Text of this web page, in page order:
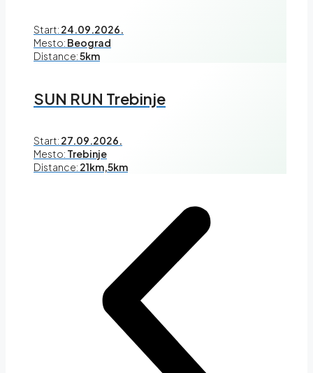
Start: 24.09.2026.
Mesto: Beograd
Distance:5km
SUN RUN Trebinje
Start: 27.09.2026.
Mesto: Trebinje
Distance: 21km,5km